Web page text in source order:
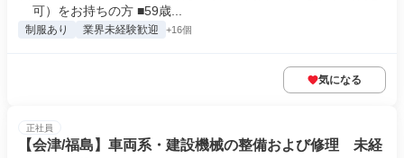
可）をお持ちの方 ■59歳...
制服あり 業界未経験歓迎 +16個
気になる
正社員
【会津/福島】車両系・建設機械の整備および修理 未経